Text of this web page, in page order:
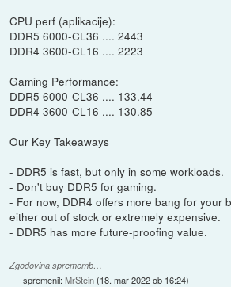
CPU perf (aplikacije):
DDR5 6000-CL36 .... 2443
DDR4 3600-CL16 .... 2223
Gaming Performance:
DDR5 6000-CL36 .... 133.44
DDR4 3600-CL16 .... 130.85
Our Key Takeaways
- DDR5 is fast, but only in some workloads.
- Don't buy DDR5 for gaming.
- For now, DDR4 offers more bang for your
either out of stock or extremely expensive.
- DDR5 has more future-proofing value.
Zgodovina sprememb…
spremenil:MrStein(18. mar 2022 ob 16:24)